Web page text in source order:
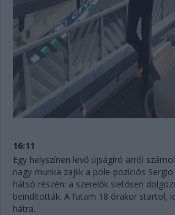
16:11
Egy helyszínen levő újságíró arról
nagy munka zajlik a pole-pozíciós
hátsó részén: a szerelők sietősen
beindították. A futam 18 órakor startol,
hátra.